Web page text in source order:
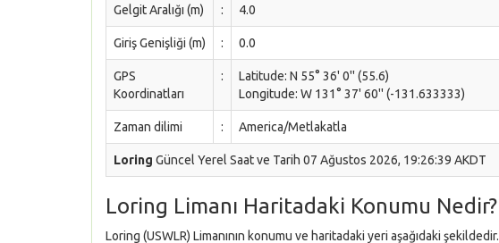
Gelgit Aralığı (m) : 4.0
Giriş Genişliği (m) : 0.0
GPS
Koordinatları
:
Latitude: N 55° 36' 0'' (55.6)
Longitude: W 131° 37' 60'' (-131.633333)
Zaman dilimi : America/Metlakatla
Loring Güncel Yerel Saat ve Tarih 07 Ağustos 2026, 19:26:39 AKDT
Loring Limanı Haritadaki Konumu Nedir?
Loring (USWLR) Limanının konumu ve haritadaki yeri aşağıdaki şekildedir.